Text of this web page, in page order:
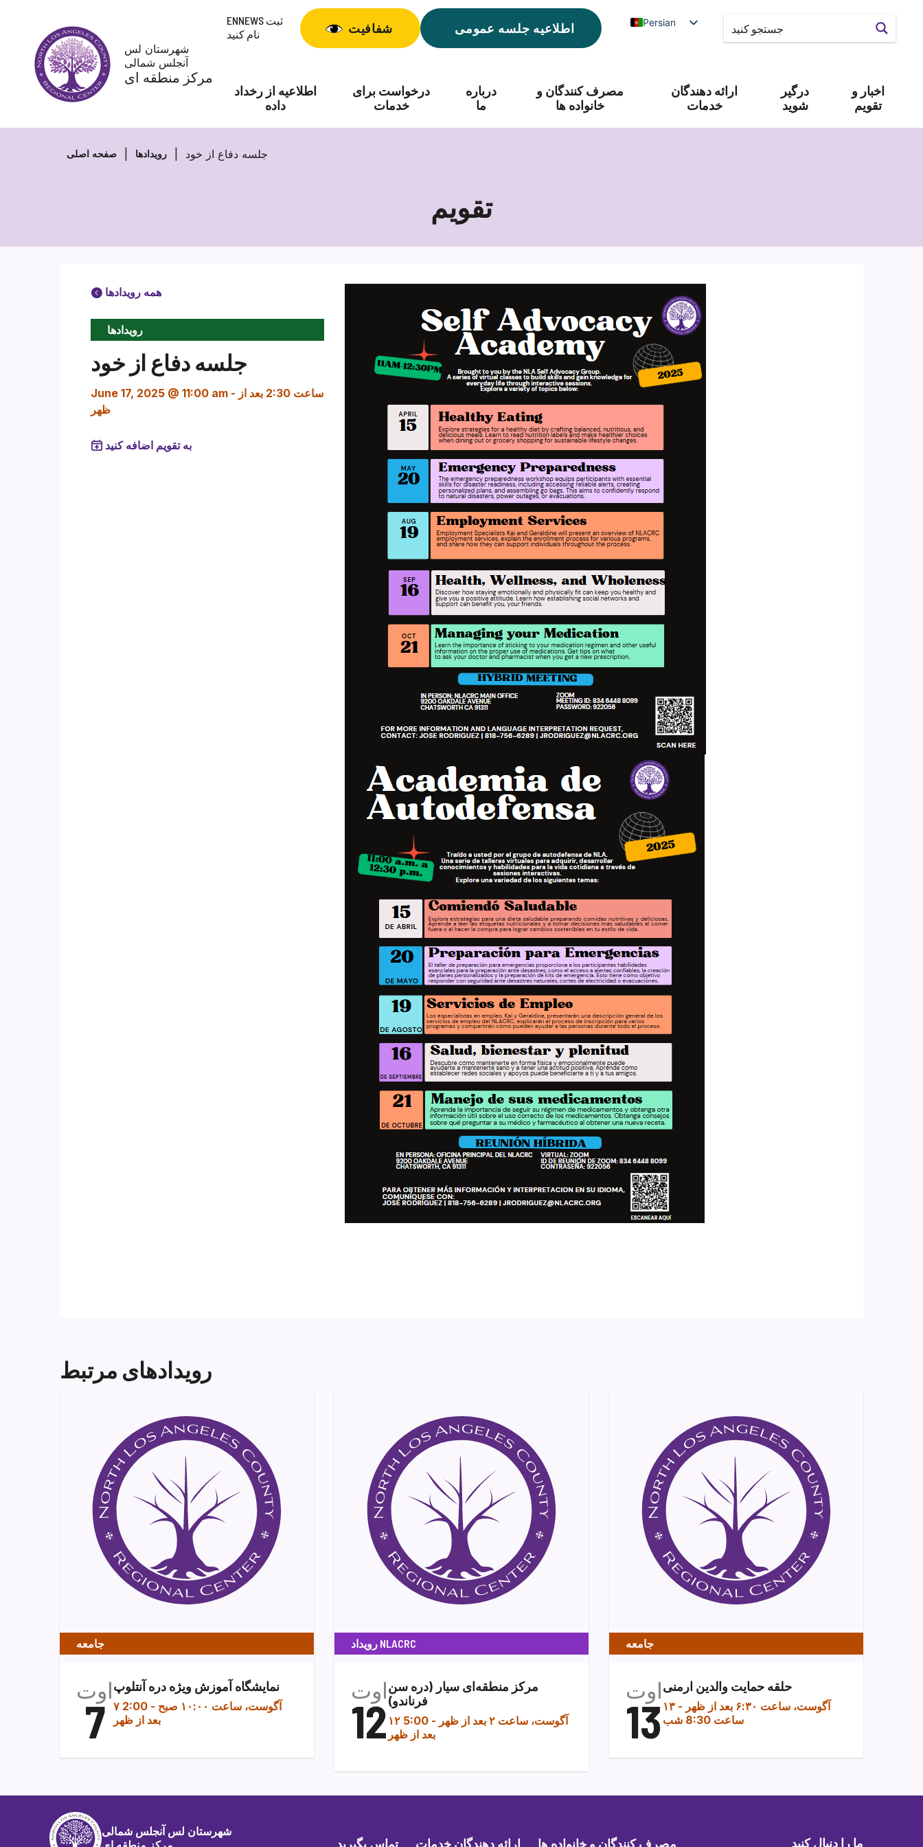
شهرستان لس
آنجلس شمالی
مرکز منطقه ای
ENNEWS ثبت
نام کنید
شفافیت اطلاعیه جلسه عمومی Persian
اطلاعیه از رخداد
داده
درخواست برای
خدمات
درباره
ما
مصرف کنندگان و
خانواده ها
ارائه دهندگان
خدمات
درگیر
شوید
اخبار و
تقویم
صفحه اصلی رویدادها جلسه دفاع از خود
تقویم
همه رویدادها
رویدادها
جلسه دفاع از خود
June 17, 2025 @ 11:00 am - ساعت 2:30 بعد از
ظهر
به تقویم اضافه کنید
رویدادهای مرتبط
جامعه
اوت
7
نمایشگاه آموزش ویژه دره آنتلوپ
۷ آگوست، ساعت ۱۰:۰۰ صبح -
2:00
بعد از ظهر
رویداد NLACRC
اوت
12
مرکز منطقه‌ای سیار (دره سن
فرناندو)
۱۲ آگوست، ساعت ۲ بعد از ظهر -
5:00
بعد از ظهر
جامعه
اوت
13
حلقه حمایت والدین ارمنی
۱۳ آگوست، ساعت ۶:۳۰ بعد از ظهر
-
ساعت 8:30 شب
شهرستان لس آنجلس شمالی
تماس بگیرید ارائه دهندگان خدمات مصرف کنندگان و خانواده ها ما را دنبال کنید